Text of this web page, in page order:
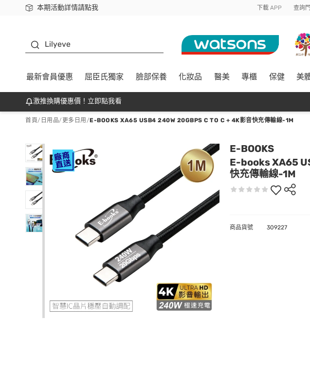
本期活動詳情請點我
下載app最高回饋$350 下載 APP 查詢
Lilyeve
最新會員優惠 屈臣氏獨家 臉部保養 化妝品 醫美 專櫃 保健 美
激推換購優惠價！立即點我看
首頁/ 日用品/ 更多日用 /E-BOOKS XA65 USB4 240W 20GBPS C TO C + 4K影音快充傳輸線-1M
E-BOOKS
E-books XA65
快充傳輸線-1M
商品貨號 309227